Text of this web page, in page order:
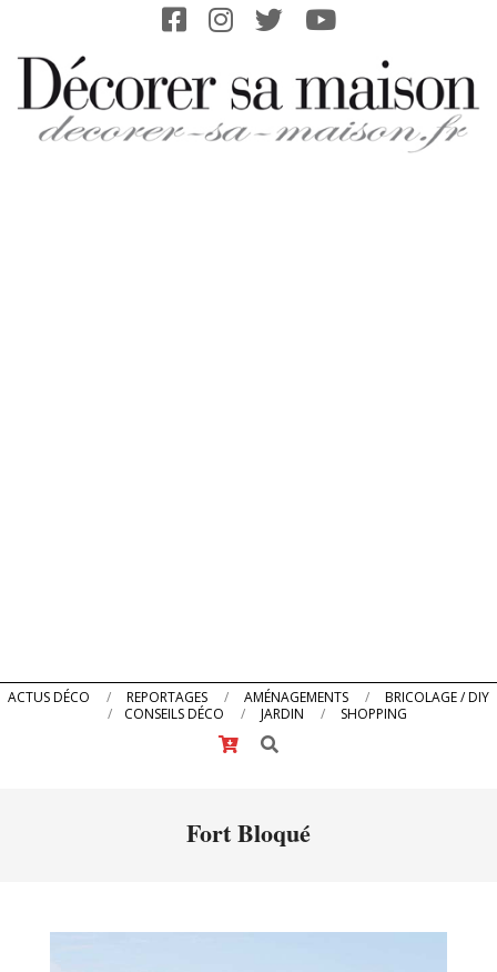
content
Primary
ACTUS DÉCO REPORTAGES AMÉNAGEMENTS
BRICOLAGE / DIY
CONSEILS DÉCO
JARDIN
SHOPPING
Search
Fort Bloqué